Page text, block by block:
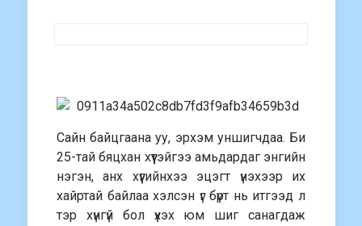
Сайн байцгаана уу, эрхэм уншигчдаа. Би
25-тай бяцхан хүүтэйгээ амьдардаг энгийн
нэгэн, анх хүүгийнхээ эцэгт үнэхээр их
хайртай байлаа хэлсэн үг бүрт нь итгээд л
тэр хүнгүй бол үхэх юм шиг санагдаж